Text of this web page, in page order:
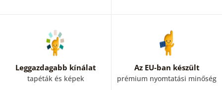
Leggazdagabb kínálat
tapéták és képek
Az EU-ban készült
prémium nyomtatási minőség